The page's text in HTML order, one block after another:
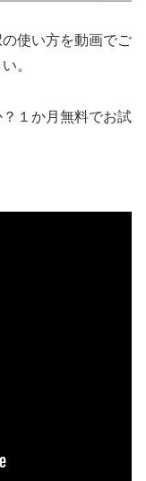
使い方を動画でご
。
１か月無料でお試